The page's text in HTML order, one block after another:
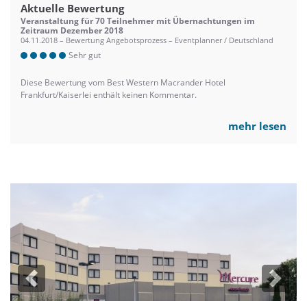
Aktuelle Bewertung
Veranstaltung für 70 Teilnehmer mit Übernachtungen im
Zeitraum Dezember 2018
04.11.2018 – Bewertung Angebotsprozess – Eventplanner / Deutschland
Sehr gut
Diese Bewertung vom Best Western Macrander Hotel
Frankfurt/Kaiserlei enthält keinen Kommentar.
mehr lesen
Previous Next